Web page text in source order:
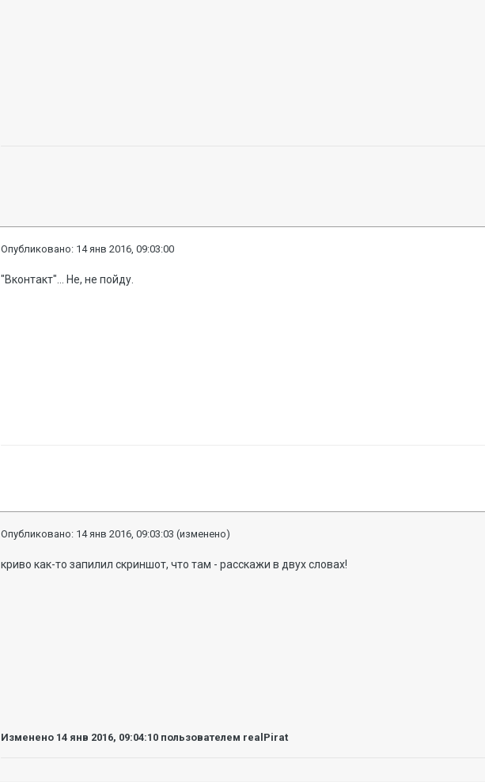
Опубликовано: 14 янв 2016, 09:03:00
"Вконтакт"... Не, не пойду.
Опубликовано: 14 янв 2016, 09:03:03 (изменено)
криво как-то запилил скриншот, что там - расскажи в двух словах!
Изменено 14 янв 2016, 09:04:10 пользователем realPirat